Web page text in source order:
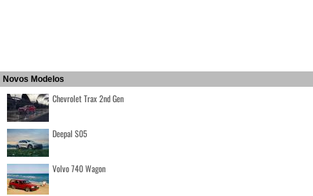
Novos Modelos
Chevrolet Trax 2nd Gen
Deepal S05
Volvo 740 Wagon